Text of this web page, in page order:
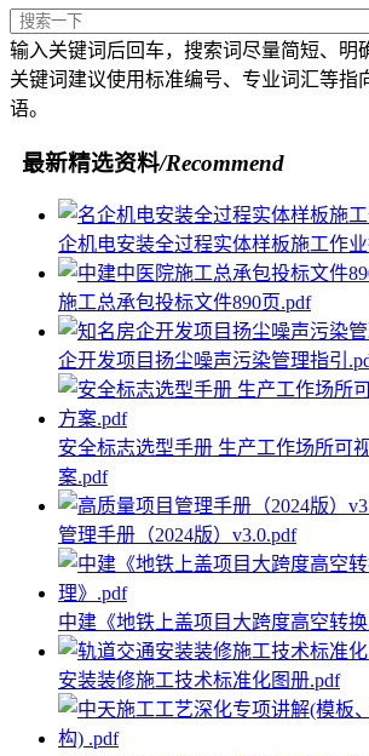
输入关键词后回车，搜索词尽量简短、明
关键词建议使用标准编号、专业词汇等指
语。
最新精选资料/Recommend
企机电安装全过程实体样板施工作
施工总承包投标文件890页.pdf
企开发项目扬尘噪声污染管理指引
安全标志选型手册 生产工作场所可
案.pdf
管理手册（2024版）v3.0.pdf
中建《地铁上盖项目大跨度高空转
安装装修施工技术标准化图册.pdf